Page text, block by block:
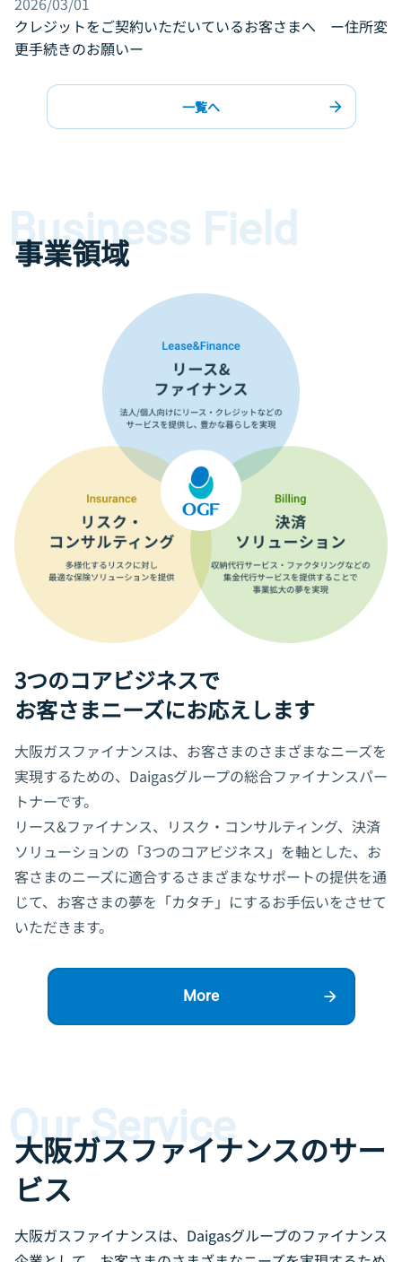
クレジットをご契約いただいているお客さまへ ー住所変
更手続きのお願いー
一覧へ
Business Field
事業領域
3つのコアビジネスで
お客さまニーズにお応えします
大阪ガスファイナンスは、お客さまのさまざまなニーズを
実現するための、Daigasグループの総合ファイナンスパー
トナーです。
リース&ファイナンス、リスク・コンサルティング、決済
ソリューションの 「3つのコアビジネス」を軸とした、お
客さまのニーズに適合するさまざまなサポートの提供を通
じて、お客さまの夢を「カタチ」にするお手伝いをさせて
いただきます。
More
Our Service
大阪ガスファイナンスのサー
ビス
大阪ガスファイナンスは、Daigasグループのファイナンス